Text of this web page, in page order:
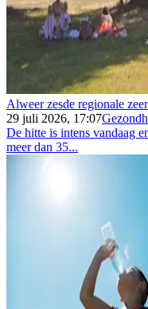
Alweer zesde regionale
29 juli 2026, 17:07
De hitte is intens vandaag
meer dan 35...